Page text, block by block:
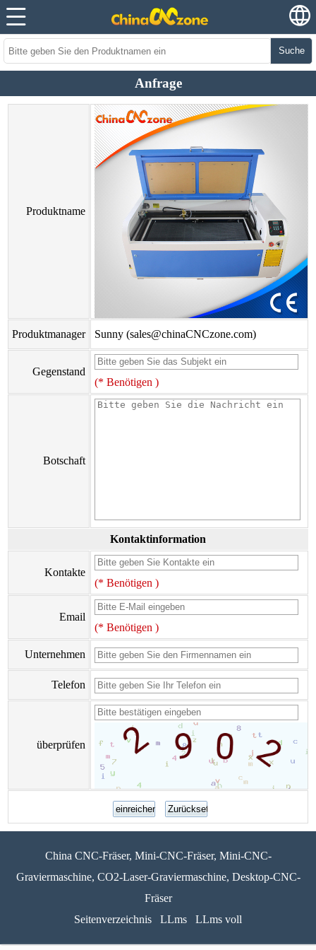
Suche
Anfrage
Produktname
Produktmanager Sunny (sales@chinaCNCzone.com)
Gegenstand
(* Benötigen )
Botschaft
Kontaktinformation
Kontakte
(* Benötigen )
Email
(* Benötigen )
Unternehmen
Telefon
überprüfen
China CNC-Fräser, Mini-CNC-Fräser, Mini-CNC-
Graviermaschine, CO2-Laser-Graviermaschine, Desktop-CNC-
Fräser
Seitenverzeichnis
LLms LLms voll